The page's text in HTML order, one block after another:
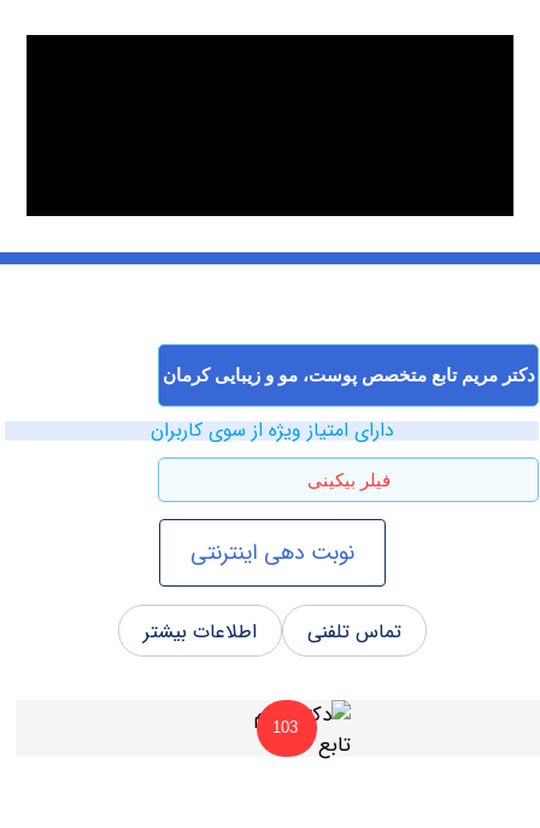
تابع متخصص پوست، مو و زیبایی کرمان
دارای امتیاز ویژه از سوی کاربران
فیلر بیکینی
نوبت دهی اینترنتی
تماس تلفنی اطلاعات بیشتر